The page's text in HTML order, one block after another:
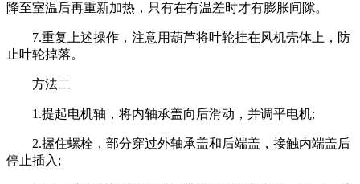
降至室温后再重新加热，只有在有温差时才有膨胀间隙。
7.重复上述操作，注意用葫芦将叶轮挂在风机壳体上，防
止叶轮掉落。
方法二
1.提起电机轴，将内轴承盖向后滑动，并调平电机;
2.握住螺栓，部分穿过外轴承盖和后端盖，接触内端盖后
停止插入;